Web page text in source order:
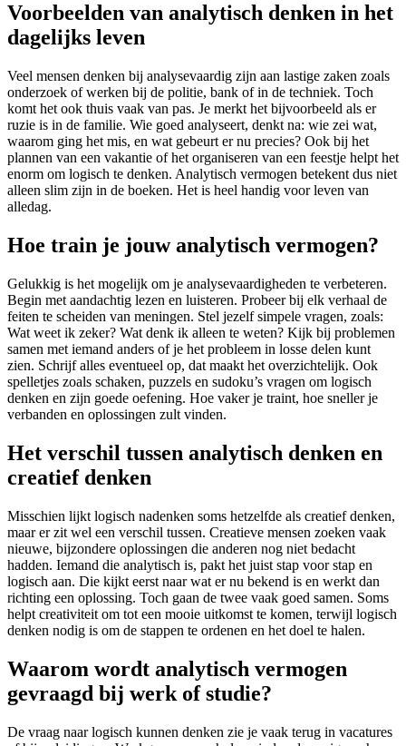
Voorbeelden van analytisch denken in het
dagelijks leven
Veel mensen denken bij analysevaardig zijn aan lastige zaken zoals
onderzoek of werken bij de politie, bank of in de techniek. Toch
komt het ook thuis vaak van pas. Je merkt het bijvoorbeeld als er
ruzie is in de familie. Wie goed analyseert, denkt na: wie zei wat,
waarom ging het mis, en wat gebeurt er nu precies? Ook bij het
plannen van een vakantie of het organiseren van een feestje helpt het
enorm om logisch te denken. Analytisch vermogen betekent dus niet
alleen slim zijn in de boeken. Het is heel handig voor leven van
alledag.
Hoe train je jouw analytisch vermogen?
Gelukkig is het mogelijk om je analysevaardigheden te verbeteren.
Begin met aandachtig lezen en luisteren. Probeer bij elk verhaal de
feiten te scheiden van meningen. Stel jezelf simpele vragen, zoals:
Wat weet ik zeker? Wat denk ik alleen te weten? Kijk bij problemen
samen met iemand anders of je het probleem in losse delen kunt
zien. Schrijf alles eventueel op, dat maakt het overzichtelijk. Ook
spelletjes zoals schaken, puzzels en sudoku’s vragen om logisch
denken en zijn goede oefening. Hoe vaker je traint, hoe sneller je
verbanden en oplossingen zult vinden.
Het verschil tussen analytisch denken en
creatief denken
Misschien lijkt logisch nadenken soms hetzelfde als creatief denken,
maar er zit wel een verschil tussen. Creatieve mensen zoeken vaak
nieuwe, bijzondere oplossingen die anderen nog niet bedacht
hadden. Iemand die analytisch is, pakt het juist stap voor stap en
logisch aan. Die kijkt eerst naar wat er nu bekend is en werkt dan
richting een oplossing. Toch gaan de twee vaak goed samen. Soms
helpt creativiteit om tot een mooie uitkomst te komen, terwijl logisch
denken nodig is om de stappen te ordenen en het doel te halen.
Waarom wordt analytisch vermogen
gevraagd bij werk of studie?
De vraag naar logisch kunnen denken zie je vaak terug in vacatures